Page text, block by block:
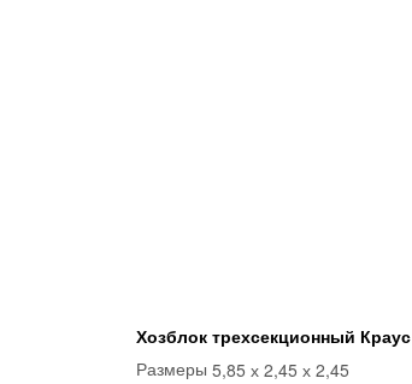
Хозблок трехсекционный Краус
Размеры 5,85 х 2,45 х 2,45